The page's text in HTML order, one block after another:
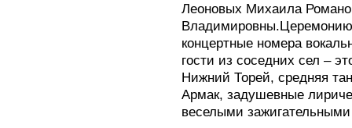
Леоновых Михаила
концертные номера
гости из соседних сел –
Нижний Торей, средняя
Армак, задушевные
веселыми